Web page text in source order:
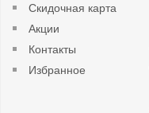
Скидочная карта
Акции
Контакты
Избранное